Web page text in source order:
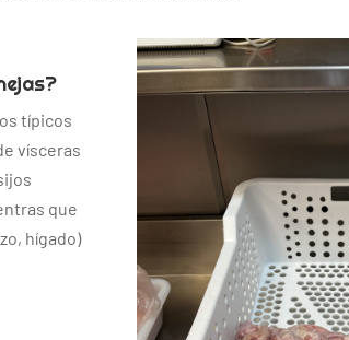
típicos
vísceras
que
hígado)